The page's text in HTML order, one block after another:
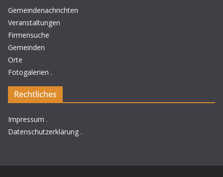
Gemeindenachrichten
Veranstaltungen
Firmensuche
Gemeinden
Orte
Fotogalerien .
Rechtliches
Impressum .
Datenschutzerklärung .